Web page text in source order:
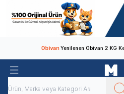
ObivanYenilenen Obivan 2 KG